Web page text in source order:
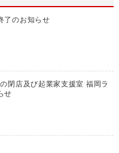
了のお知らせ
閉店及び起業家支援室 福岡ラ
せ